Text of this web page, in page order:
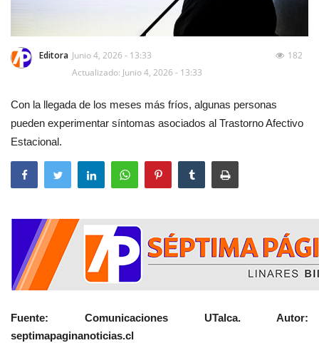
Editora Junio 4, 2026 - 13:33
Actualizado: Junio 4, 2026 - 13:33
182
Con la llegada de los meses más fríos, algunas personas
pueden experimentar síntomas asociados al Trastorno Afectivo
Estacional.
Fuente: Comunicaciones UTalca. Autor:
septimapaginanoticias.cl